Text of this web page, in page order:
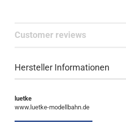
Customer reviews
Hersteller Informationen
luetke
www.luetke-modellbahn.de